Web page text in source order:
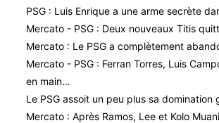
PSG : Luis Enrique a une arme secrète
Mercato - PSG : Deux nouveaux Titis
Mercato : Le PSG a complètement
Mercato - PSG : Ferran Torres, Luis
en main…
Le PSG assoit un peu plus sa domination
Mercato : Après Ramos, Lee et Kolo